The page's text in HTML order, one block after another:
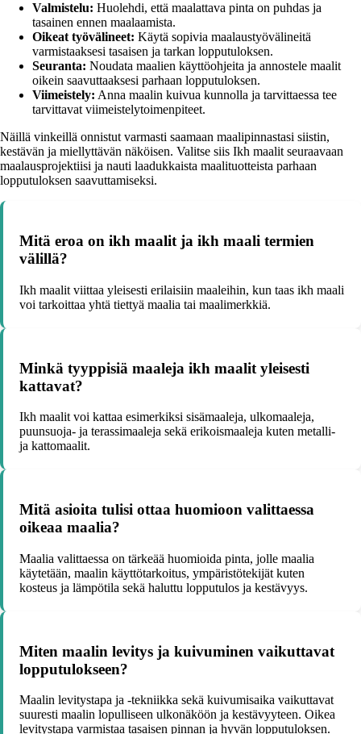
Valmistelu: Huolehdi, että maalattava pinta on puhdas ja
tasainen ennen maalaamista.
Oikeat työvälineet: Käytä sopivia maalaustyövälineitä
varmistaaksesi tasaisen ja tarkan lopputuloksen.
Seuranta: Noudata maalien käyttöohjeita ja annostele maalit
oikein saavuttaaksesi parhaan lopputuloksen.
Viimeistely: Anna maalin kuivua kunnolla ja tarvittaessa tee
tarvittavat viimeistelytoimenpiteet.
Näillä vinkeillä onnistut varmasti saamaan maalipinnastasi siistin,
kestävän ja miellyttävän näköisen. Valitse siis Ikh maalit seuraavaan
maalausprojektiisi ja nauti laadukkaista maalituotteista parhaan
lopputuloksen saavuttamiseksi.
Mitä eroa on ikh maalit ja ikh maali termien
välillä?
Ikh maalit viittaa yleisesti erilaisiin maaleihin, kun taas ikh maali
voi tarkoittaa yhtä tiettyä maalia tai maalimerkkiä.
Minkä tyyppisiä maaleja ikh maalit yleisesti
kattavat?
Ikh maalit voi kattaa esimerkiksi sisämaaleja, ulkomaaleja,
puunsuoja- ja terassimaaleja sekä erikoismaaleja kuten metalli-
ja kattomaalit.
Mitä asioita tulisi ottaa huomioon valittaessa
oikeaa maalia?
Maalia valittaessa on tärkeää huomioida pinta, jolle maalia
käytetään, maalin käyttötarkoitus, ympäristötekijät kuten
kosteus ja lämpötila sekä haluttu lopputulos ja kestävyys.
Miten maalin levitys ja kuivuminen vaikuttavat
lopputulokseen?
Maalin levitystapa ja -tekniikka sekä kuivumisaika vaikuttavat
suuresti maalin lopulliseen ulkonäköön ja kestävyyteen. Oikea
levitystapa varmistaa tasaisen pinnan ja hyvän lopputuloksen.